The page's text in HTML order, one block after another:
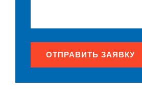
ОТПРАВИТЬ ЗАЯВКУ